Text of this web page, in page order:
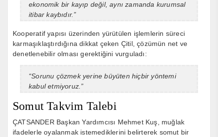
ekonomik bir kayıp değil, aynı zamanda kurumsal
itibar kaybıdır.”
Kooperatif yapısı üzerinden yürütülen işlemlerin süreci
karmaşıklaştırdığına dikkat çeken Çitil, çözümün net ve
denetlenebilir olması gerektiğini vurguladı:
“Sorunu çözmek yerine büyüten hiçbir yöntemi
kabul etmiyoruz.”
Somut Takvim Talebi
ÇATSANDER Başkan Yardımcısı Mehmet Kuş, muğlak
ifadelerle oyalanmak istemediklerini belirterek somut bir